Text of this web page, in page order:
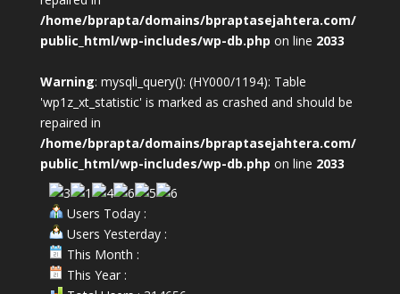
/home/bprapta/domains/bpraptasejahtera.com/
public_html/wp-includes/wp-db.php on line 2033
Warning: mysqli_query(): (HY000/1194): Table
'wp1z_xt_statistic' is marked as crashed and should be
repaired in
/home/bprapta/domains/bpraptasejahtera.com/
public_html/wp-includes/wp-db.php on line 2033
Users Today :
Users Yesterday :
This Month :
This Year :